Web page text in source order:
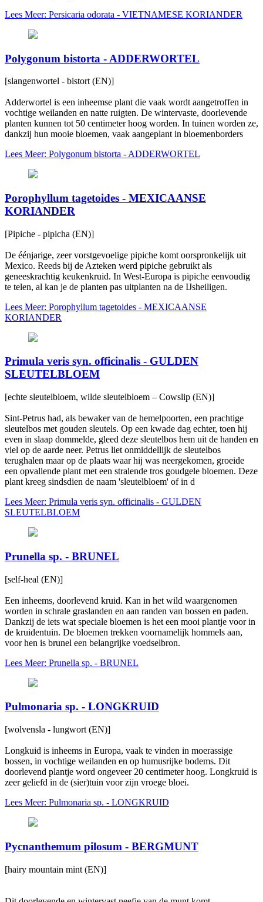
Lees Meer: Persicaria odorata - VIETNAMESE KORIANDER
Polygonum bistorta - ADDERWORTEL
[slangenwortel - bistort (EN)]
Adderwortel is een inheemse plant die vaak wordt aangetroffen in
vochtige weilanden en natte ruigten. De wintervaste, doorlevende
planten kunnen tot 50 centimeter hoog worden. In tuinen worden ze,
dankzij hun mooie bloemen, vaak aangeplant in bloemenborders
Lees Meer: Polygonum bistorta - ADDERWORTEL
Porophyllum tagetoides - MEXICAANSE
KORIANDER
[Pipiche - pipicha (EN)]
De éénjarige, zeer vorstgevoelige pipiche komt oorspronkelijk uit
Mexico. Reeds bij de Azteken werd pipiche gebruikt als
geneeskrachtig keukenkruid. In West-Europa is pipiche eenvoudig
te telen, al kan je de planten pas uitplanten na de IJsheiligen.
Lees Meer: Porophyllum tagetoides - MEXICAANSE
KORIANDER
Primula veris syn. officinalis - GULDEN
SLEUTELBLOEM
[echte sleutelbloem, wilde sleutelbloem – Cowslip (EN)]
Sint-Petrus had, als bewaker van de hemelpoorten, een prachtige
sleutelbos met gouden sleutels. Op een kwade dag echter, toen hij
even in slaap dommelde, gleed deze sleutelbos hem uit de handen en
viel op de aarde neer. Petrus liet onmiddellijk de sleutelbos
terughalen maar op de plaats waar hij was neergekomen, groeide
een opvallende plant met een stralende tros goudgele bloemen. Deze
plant kreeg sindsdien de naam 'sleutelbloem' of in d
Lees Meer: Primula veris syn. officinalis - GULDEN
SLEUTELBLOEM
Prunella sp. - BRUNEL
[self-heal (EN)]
Een inheems, doorlevend kruid. Kan in het wild waargenomen
worden in schrale graslanden en aan randen van bossen en paden.
Dankzij de iets wat speciale bloemen is het een mooi plantje voor in
de kruidentuin. De bloemen trekken voornamelijk hommels aan,
voor hen is brunel een belangrijke voedselbron.
Lees Meer: Prunella sp. - BRUNEL
Pulmonaria sp. - LONGKRUID
[wolvensla - lungwort (EN)]
Longkuid is inheems in Europa, vaak te vinden in moerassige
bossen, in vochtige weilanden en op humusrijke bodems. Dit
doorlevend plantje word ongeveer 20 centimeter hoog. Longkruid is
zeer geliefd in de (sier)tuin voor zijn vroege bloei.
Lees Meer: Pulmonaria sp. - LONGKRUID
Pycnanthemum pilosum - BERGMUNT
[hairy mountain mint (EN)]